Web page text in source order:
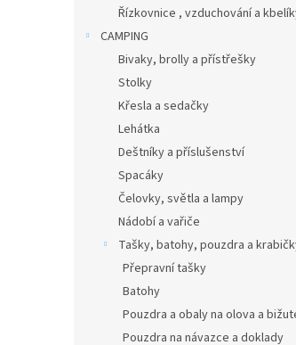
Řízkovnice , vzduchování a
CAMPING
Bivaky, brolly a přístřešky
Stolky
Křesla a sedačky
Lehátka
Deštníky a příslušenství
Spacáky
Čelovky, světla a lampy
Nádobí a vařiče
Tašky, batohy, pouzdra a
Přepravní tašky
Batohy
Pouzdra a obaly na olova a
Pouzdra na návazce a doklady